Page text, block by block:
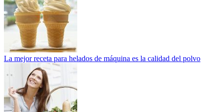
La mejor receta para helados de máquina es la calidad del polvo